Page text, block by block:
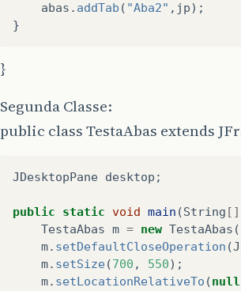
abas . addTab ( "Aba2" , jp);
}
}
Segunda Classe:
public class TestaAbas extends
JDesktopPane desktop ;
public static void main (String []
TestaAbas m = new TestaAbas
m. setDefaultCloseOperation (
m. setSize(700 , 550);
m. setLocationRelativeTo (null